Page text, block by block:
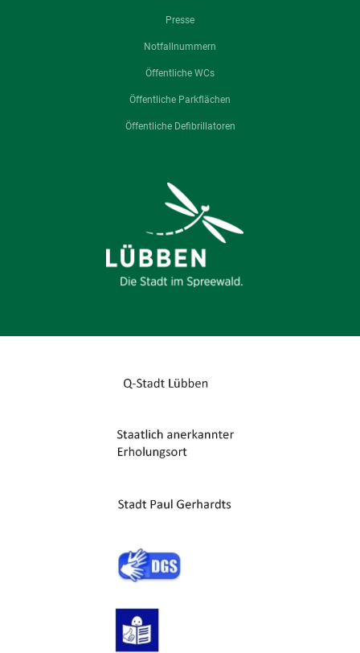
Presse
Notfallnummern
Öffentliche WCs
Öffentliche Parkflächen
Öffentliche Defibrillatoren